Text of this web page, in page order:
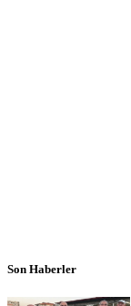
Son Haberler